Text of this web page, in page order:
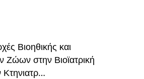
Βιοηθικής και
Ζώων στην Βιοϊατρική
Κτηνιατρ…